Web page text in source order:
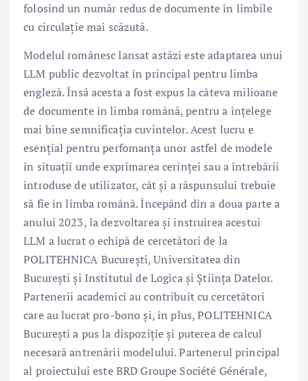
folosind un număr redus de documente în limbile
cu circulație mai scăzută.
Modelul românesc lansat astăzi este adaptarea unui
LLM public dezvoltat în principal pentru limba
engleză. Însă acesta a fost expus la câteva milioane
de documente în limba română, pentru a înțelege
mai bine semnificația cuvintelor. Acest lucru e
esențial pentru perfomanța unor astfel de modele
în situații unde exprimarea cerinței sau a întrebării
introduse de utilizator, cât și a răspunsului trebuie
să fie în limba română. Începând din a doua parte a
anului 2023, la dezvoltarea și instruirea acestui
LLM a lucrat o echipă de cercetători de la
POLITEHNICA București, Universitatea din
București și Institutul de Logica și Știința Datelor.
Partenerii academici au contribuit cu cercetători
care au lucrat pro-bono și, în plus, POLITEHNICA
București a pus la dispoziție și puterea de calcul
necesară antrenării modelului. Partenerul principal
al proiectului este BRD Groupe Société Générale,